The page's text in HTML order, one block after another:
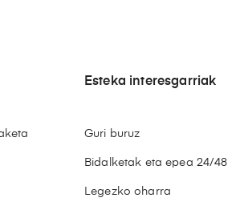
Esteka interesgarriak
Guri buruz
Bidalketak eta epea 24/48
Legezko oharra